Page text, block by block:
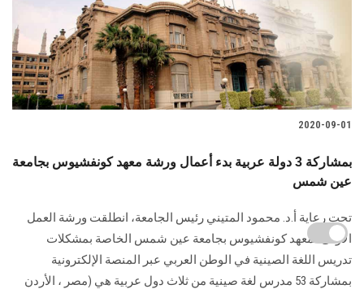
2020-09-01
بمشاركة 3 دولة عربية بدء أعمال ورشة معهد كونفشيوس بجامعة
عين شمس
تحت رعاية أ.د. محمود المتيني رئيس الجامعة، انطلقت ورشة العمل
الأولى لمعهد كونفشيوس بجامعة عين شمس الخاصة بمشكلات
تدريس اللغة الصينية في الوطن العربي عبر المنصة الإلكترونية
بمشاركة 53 مدرس لغة صينية من ثلاث دول عربية هي (مصر ، الأردن